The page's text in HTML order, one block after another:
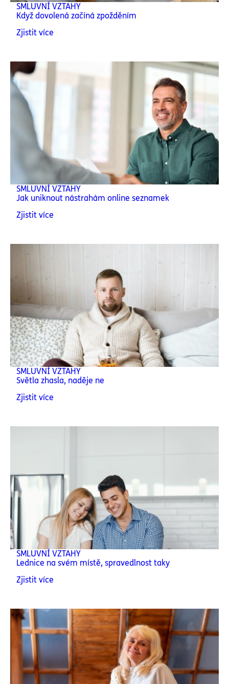
SMLUVNÍ VZTAHY
Když dovolená začíná zpožděním
Zjistit více
SMLUVNÍ VZTAHY
Jak uniknout nástrahám online seznamek
Zjistit více
SMLUVNÍ VZTAHY
Světla zhasla, naděje ne
Zjistit více
SMLUVNÍ VZTAHY
Lednice na svém místě, spravedlnost taky
Zjistit více